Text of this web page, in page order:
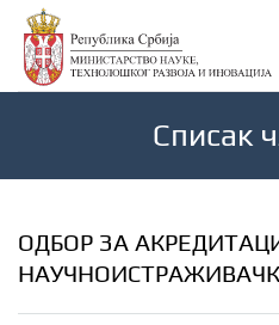
Списак
ОДБОР ЗА